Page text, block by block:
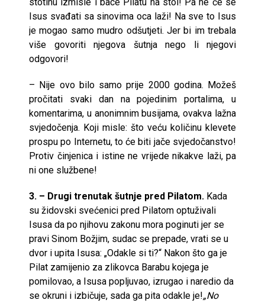
stotinu izmisle i bace Pilatu na stol! Pa ne će se
Isus svađati sa sinovima oca laži! Na sve to Isus
je mogao samo mudro odšutjeti. Jer bi im trebala
više govoriti njegova šutnja nego li njegovi
odgovori!
– Nije ovo bilo samo prije 2000 godina. Možeš
pročitati svaki dan na pojedinim portalima, u
komentarima, u anonimnim busijama, ovakva lažna
svjedočenja. Koji misle: što veću količinu klevete
prospu po Internetu, to će biti jače svjedočanstvo!
Protiv činjenica i istine ne vrijede nikakve laži, pa
ni one službene!
3. – Drugi trenutak šutnje pred Pilatom. Kada
su židovski svećenici pred Pilatom optuživali
Isusa da po njihovu zakonu mora poginuti jer se
pravi Sinom Božjim, sudac se prepade, vrati se u
dvor i upita Isusa: „Odakle si ti?“ Nakon što ga je
Pilat zamijenio za zlikovca Barabu kojega je
pomilovao, a Isusa popljuvao, izrugao i naredio da
se okruni i izbičuje, sada ga pita odakle je!„No